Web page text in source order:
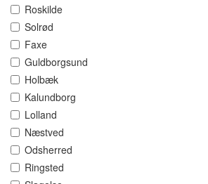
Roskilde
Solrød
Faxe
Guldborgsund
Holbæk
Kalundborg
Lolland
Næstved
Odsherred
Ringsted